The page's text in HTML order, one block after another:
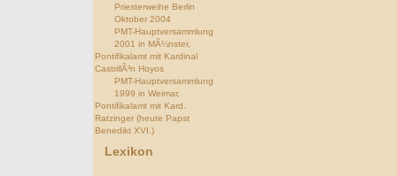
Priesterweihe Berlin
Oktober 2004
PMT-Hauptversammlung
2001 in MÃ¼nster,
Pontifikalamt mit Kardinal
CastrillÃ³n Hoyos
PMT-Hauptversammlung
1999 in Weimar,
Pontifikalamt mit Kard.
Ratzinger (heute Papst
Benedikt XVI.)
Lexikon